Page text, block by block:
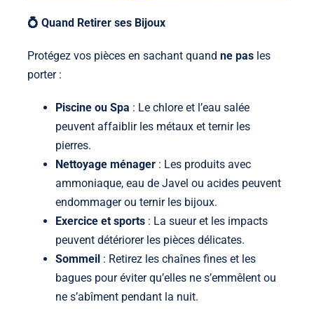
💍 Quand Retirer ses Bijoux
Protégez vos pièces en sachant quand ne pasles
porter :
Piscine ou Spa : Le chlore et l’eau salée
peuvent affaiblir les métaux et ternir les
pierres.
Nettoyage ménager: Les produits avec
ammoniaque, eau de Javel ou acides peuvent
endommager ou ternir les bijoux.
Exercice et sports: La sueur et les impacts
peuvent détériorer les pièces délicates.
Sommeil: Retirez les chaînes fines et les
bagues pour éviter qu’elles ne s’emmêlent ou
ne s’abîment pendant la nuit.